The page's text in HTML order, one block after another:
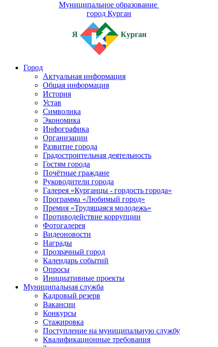
Муниципальное образование
город Курган
Я Курган
Город
Актуальная информация
Общая информация
История
Устав
Символика
Экономика
Инфографика
Организации
Развитие города
Градостроительная деятельность
Гостям города
Почётные граждане
Руководители города
Галерея «Курганцы - гордость города»
Программа «Любимый город»
Премия «Трудящаяся молодежь»
Противодействие коррупции
Фотогалерея
Видеоновости
Награды
Прозрачный город
Календарь событий
Опросы
Инициативные проекты
Муниципальная служба
Кадровый резерв
Вакансии
Конкурсы
Стажировка
Поступление на муниципальную службу
Квалификационные требования